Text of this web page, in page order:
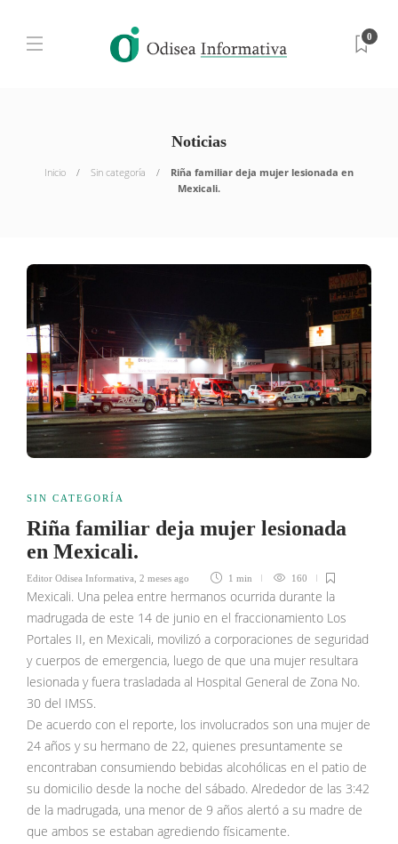
0
Noticias
Inicio Sin categoría
Riña familiar deja mujer lesionada en
Mexicali.
SIN CATEGORÍA
Riña familiar deja mujer lesionada
en Mexicali.
Editor Odisea Informativa 2 meses ago 1 min 160
Mexicali. Una pelea entre hermanos ocurrida durante la
madrugada de este 14 de junio en el fraccionamiento Los
Portales II, en Mexicali, movilizó a corporaciones de seguridad
y cuerpos de emergencia, luego de que una mujer resultara
lesionada y fuera trasladada al Hospital General de Zona No.
30 del IMSS.
De acuerdo con el reporte, los involucrados son una mujer de
24 años y su hermano de 22, quienes presuntamente se
encontraban consumiendo bebidas alcohólicas en el patio de
su domicilio desde la noche del sábado. Alrededor de las 3:42
de la madrugada, una menor de 9 años alertó a su madre de
que ambos se estaban agrediendo físicamente.